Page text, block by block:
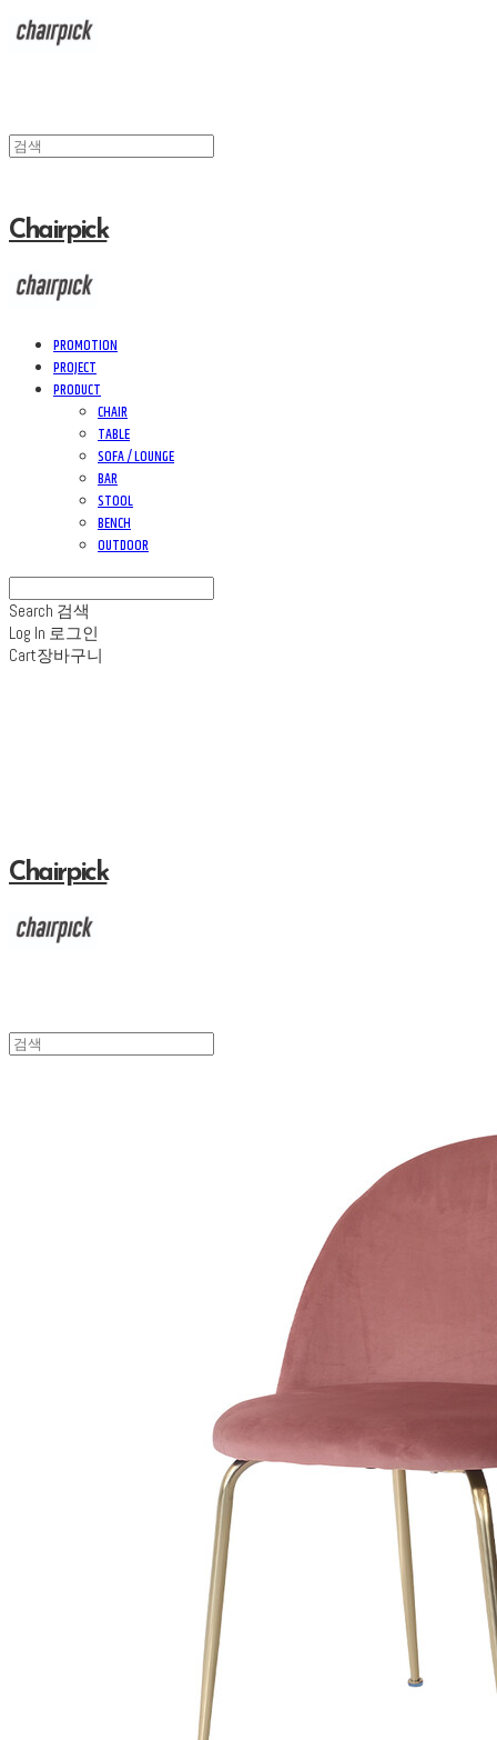
Chairpick
PROMOTION
PROJECT
PRODUCT
CHAIR
TABLE
SOFA / LOUNGE
BAR
STOOL
BENCH
OUTDOOR
Search 검색
Log In 로그인
Cart장바구니
Chairpick